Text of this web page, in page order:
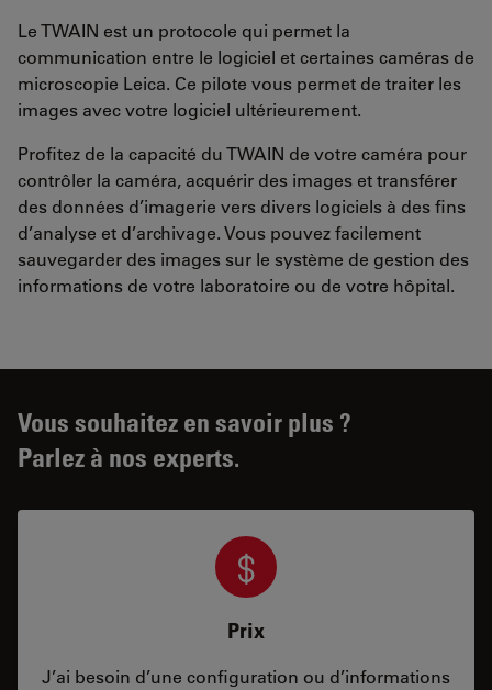
Le TWAIN est un protocole qui permet la
communication entre le logiciel et certaines caméras de
microscopie Leica. Ce pilote vous permet de traiter les
images avec votre logiciel ultérieurement.
Profitez de la capacité du TWAIN de votre caméra pour
contrôler la caméra, acquérir des images et transférer
des données d’imagerie vers divers logiciels à des fins
d’analyse et d’archivage. Vous pouvez facilement
sauvegarder des images sur le système de gestion des
informations de votre laboratoire ou de votre hôpital.
Vous souhaitez en savoir plus ?
Parlez à nos experts.
Prix
J’ai besoin d’une configuration ou d’informations